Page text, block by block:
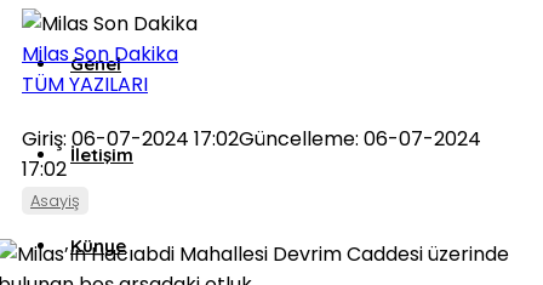
Genel
İletişim
Künye
Milas Son Dakika
TÜM YAZILARI
Giriş: 06-07-2024 17:02Güncelleme: 06-07-2024
17:02
Asayiş